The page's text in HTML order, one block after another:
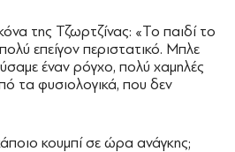
της Τζωρτζίνας: «Το παιδί το
επείγον περιστατικό. Μπλε
έναν ρόγχο, πολύ χαμηλές
τα φυσιολογικά, που δεν
κουμπί σε ώρα ανάγκης;